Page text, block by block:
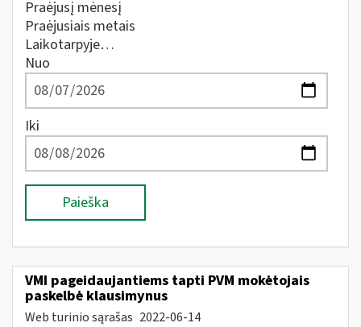
Praėjusį mėnesį
Praėjusiais metais
Laikotarpyje…
Nuo
Iki
Paieška
VMI pageidaujantiems tapti PVM mokėtojais
paskelbė klausimynus
Web turinio sąrašas 2022-06-14